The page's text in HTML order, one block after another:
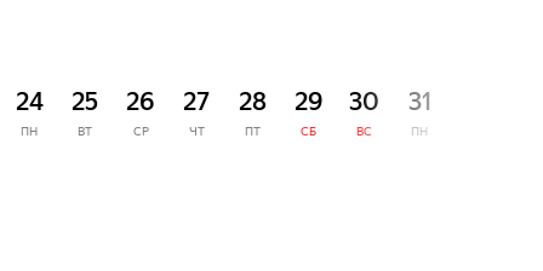
24
ПН
25
ВТ
26
СР
27
ЧТ
28
ПТ
29
СБ
30
ВС
31
ПН